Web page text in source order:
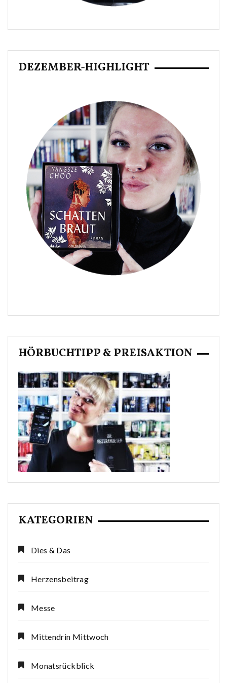
DEZEMBER-HIGHLIGHT
HÖRBUCHTIPP & PREISAKTION
KATEGORIEN
Dies & Das
Herzensbeitrag
Messe
Mittendrin Mittwoch
Monatsrückblick